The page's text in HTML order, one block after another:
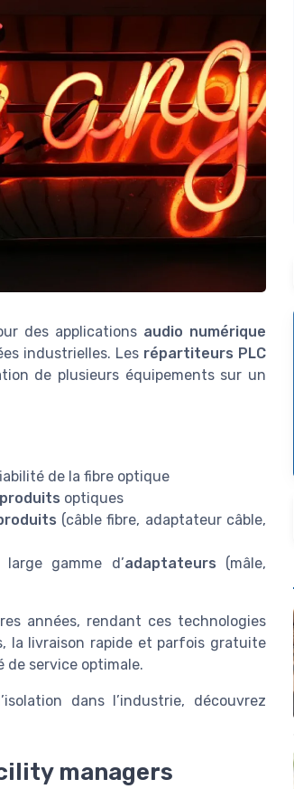
des applications audio numérique
industrielles. Les répartiteurs PLC
de plusieurs équipements sur un
de la fibre optique
produits optiques
(câble fibre, adaptateur câble,
gamme d’adaptateurs (mâle,
années, rendant ces technologies
la livraison rapide et parfois gratuite
de service optimale.
dans l’industrie, découvrez
managers